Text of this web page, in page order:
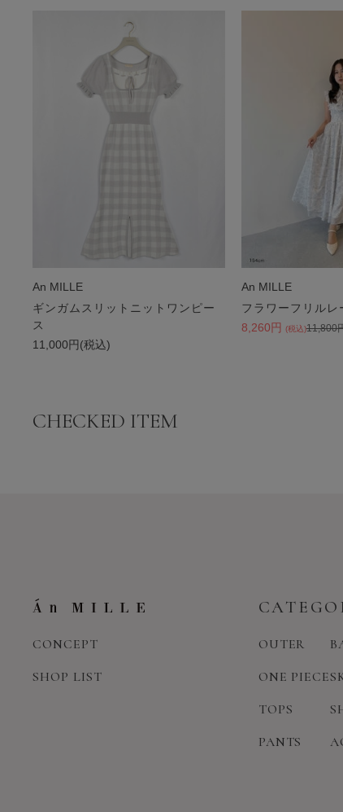
An MILLE
ギンガムスリットニットワンピー
ス
11,000円(税込)
An MILLE
フラワーフリルレ
8,260円
(税込)11,800
CHECKED ITEM
CONCEPT
SHOP LIST
OUTER
ONE PIECE
TOPS
PANTS